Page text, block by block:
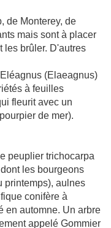
de Monterey, de
mais sont à placer
les brûler. D'autres
(Elaeagnus)
à feuilles
fleurit avec un
de mer).
peuplier trichocarpa
les bourgeons
printemps), aulnes
conifère à
en automne. Un arbre
appelé Gommier